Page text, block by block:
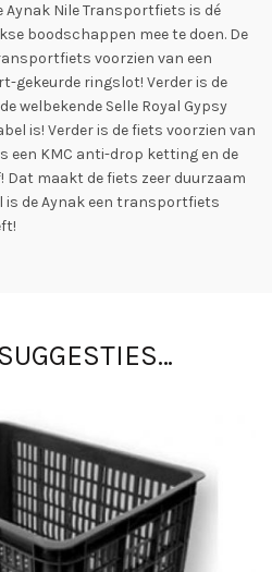
Nile Transportfiets is dé
boodschappen mee te doen. De
voorzien van een
gekeurde ringslot! Verder is de
welbekende Selle Royal Gypsy
is! Verder is de fiets voorzien van
een KMC anti-drop ketting en de
maakt de fiets zeer duurzaam
is de Aynak een transportfiets